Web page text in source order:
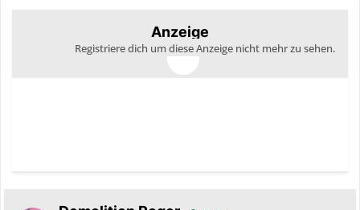
Anzeige
Registriere dich um diese Anzeige nicht mehr zu sehen.